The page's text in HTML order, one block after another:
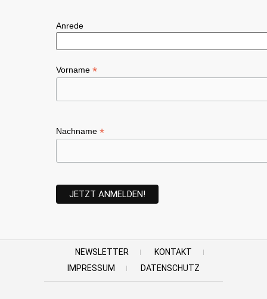
Anrede
Vorname *
Nachname *
NEWSLETTER
KONTAKT
IMPRESSUM
DATENSCHUTZ